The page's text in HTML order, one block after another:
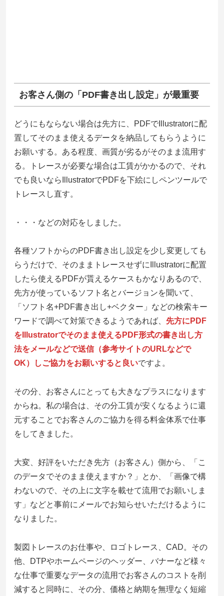
お客さん側の「PDF書き出し設定」が最重要
どうにもならない場合は先方に、PDFでIllustratorに配
置してそのまま使えるデータを納品してもらうように
お願いする。ある程度、画質が劣るがそのまま流用す
る。トレースが必要な場合は工賃がかかるので、それ
でも良いならIllustratorでPDFを下絵にしペンツールで
トレースし直す。
・・・などの対応をしました。
各種ソフトからのPDF書き出し設定を少し変更しても
らうだけで、そのままトレースせずにIllustratorに配置
したら使えるPDFが貰えるケースもかなりあるので、
先方が使っているソフト名とバージョンを聞いて、
「ソフト名+PDF書き出し+ベクター」などの検索キー
ワードで調べて対策できるようであれば、 先方にPDF
をIllustratorでそのまま使えるPDF形式の書き出し方
法をメールなどで送信（参考サイトのURLなどで
OK）しご協力をお願いすると良いですよ。
その分、お客さんにとっても大きなプラスになります
からね。私の場合は、 その分工賃が安くなるように還
元することでお客さんのご協力を得る料金体系で仕事
をしてきました。
大変、好評をいただき先方（お客さん）側から、「こ
のデータでそのまま使えますか？」とか、「画像で構
わないので、その上に文字を載せて流用でお願いしま
す」などと事前にメールでお知らせいただけるように
なりました。
製図トレースのお仕事や、ロゴトレース、CAD。その
他、DTPやホームページのヘッダー、バナーなど様々
な仕事で重要なデータの流用でお客さんのコストを削
減すると同時に、その分、価格と納期を無理なく短縮